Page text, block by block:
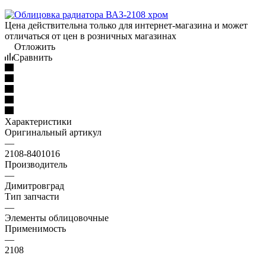
Цена действительна только для интернет-магазина и может
отличаться от цен в розничных магазинах
Отложить
Сравнить
Характеристики
Оригинальный артикул
—
2108-8401016
Производитель
—
Димитровград
Тип запчасти
—
Элементы облицовочные
Применимость
—
2108